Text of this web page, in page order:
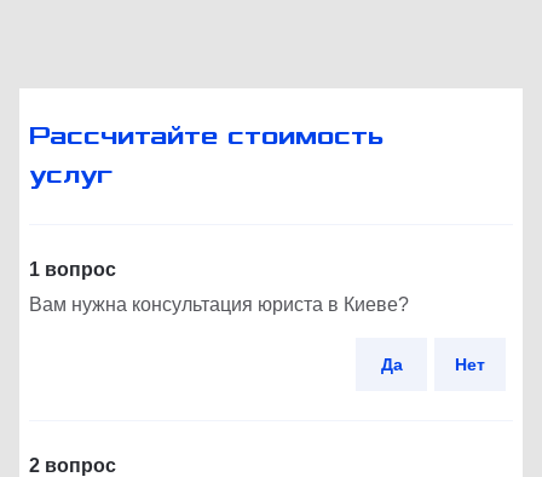
Рассчитайте стоимость
услуг
1 вопрос
Вам нужна консультация юриста в Киеве?
Да Нет
2 вопрос